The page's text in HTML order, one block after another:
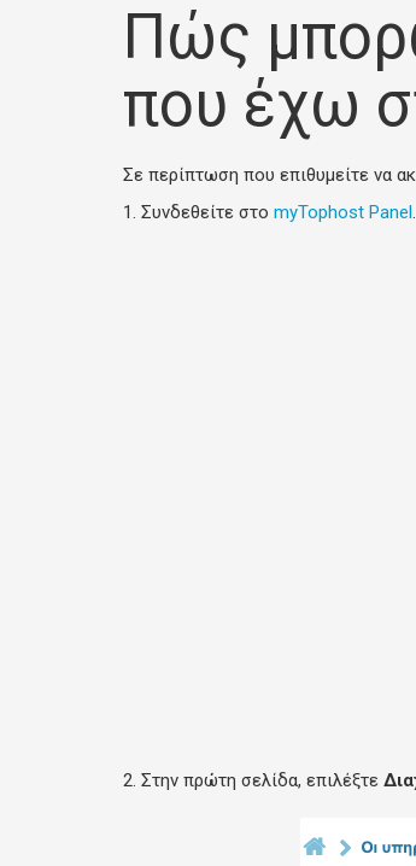
Πώς
που έχω
Σε περίπτωση που επιθυμείτε να
1. Συνδεθείτε στο myTophost Panel.
2. Στην πρώτη σελίδα, επιλέξτε